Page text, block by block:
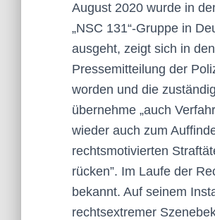
August 2020 wurde in
„NSC 131“-Gruppe in
ausgeht, zeigt sich in
Pressemitteilung der
worden und die
übernehme „auch
wieder auch zum
rechtsmotivierten
rücken”. Im Laufe der
bekannt. Auf seinem
rechtsextremer